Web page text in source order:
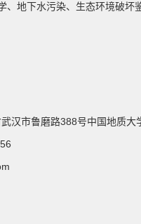
、地下水污染、生态环境破坏
汉市鲁磨路388号中国地质